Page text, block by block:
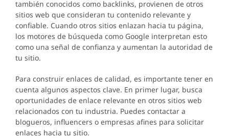
también conocidos como backlinks, provienen de otros
sitios web que consideran tu contenido relevante y
confiable. Cuando otros sitios enlazan hacia tu página,
los motores de búsqueda como Google interpretan esto
como una señal de confianza y aumentan la autoridad de
tu sitio.
Para construir enlaces de calidad, es importante tener en
cuenta algunos aspectos clave. En primer lugar, busca
oportunidades de enlace relevante en otros sitios web
relacionados con tu industria. Puedes contactar a
blogueros, influencers o empresas afines para solicitar
enlaces hacia tu sitio.